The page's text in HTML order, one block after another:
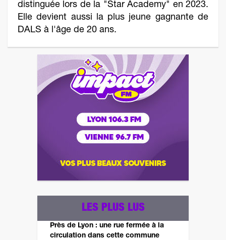
distinguée lors de la "Star Academy" en 2023.
Elle devient aussi la plus jeune gagnante de
DALS à l'âge de 20 ans.
LES PLUS LUS
Près de Lyon : une rue fermée à la
circulation dans cette commune